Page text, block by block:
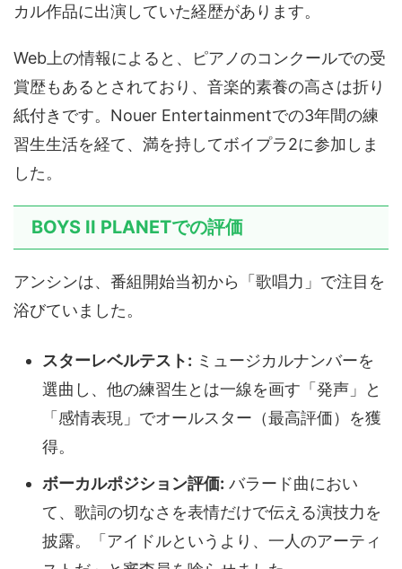
カル作品に出演していた経歴があります。
Web上の情報によると、ピアノのコンクールでの受
賞歴もあるとされており、音楽的素養の高さは折り
紙付きです。Nouer Entertainmentでの3年間の練
習生生活を経て、満を持してボイプラ2に参加しま
した。
BOYS II PLANETでの評価
アンシンは、番組開始当初から「歌唱力」で注目を
浴びていました。
スターレベルテスト: ミュージカルナンバーを
選曲し、他の練習生とは一線を画す「発声」と
「感情表現」でオールスター（最高評価）を獲
得。
ボーカルポジション評価: バラード曲におい
て、歌詞の切なさを表情だけで伝える演技力を
披露。「アイドルというより、一人のアーティ